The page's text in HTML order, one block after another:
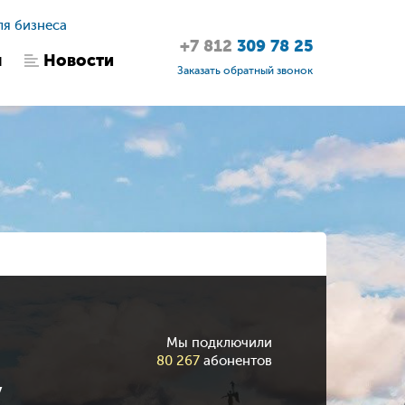
бизнеса
Новости
+7 812 309 78 25
Заказать обратный звонок
Мы подключили
80 267 абонентов